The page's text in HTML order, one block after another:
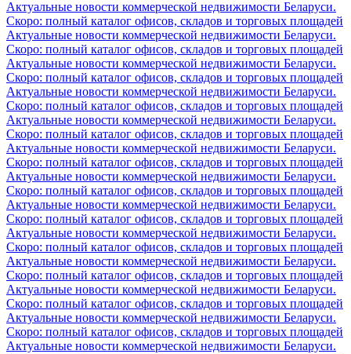
Актуальные новости коммерческой недвижимости Беларуси.
Скоро: полный каталог офисов, складов и торговых площадей
Актуальные новости коммерческой недвижимости Беларуси.
Скоро: полный каталог офисов, складов и торговых площадей
Актуальные новости коммерческой недвижимости Беларуси.
Скоро: полный каталог офисов, складов и торговых площадей
Актуальные новости коммерческой недвижимости Беларуси.
Скоро: полный каталог офисов, складов и торговых площадей
Актуальные новости коммерческой недвижимости Беларуси.
Скоро: полный каталог офисов, складов и торговых площадей
Актуальные новости коммерческой недвижимости Беларуси.
Скоро: полный каталог офисов, складов и торговых площадей
Актуальные новости коммерческой недвижимости Беларуси.
Скоро: полный каталог офисов, складов и торговых площадей
Актуальные новости коммерческой недвижимости Беларуси.
Скоро: полный каталог офисов, складов и торговых площадей
Актуальные новости коммерческой недвижимости Беларуси.
Скоро: полный каталог офисов, складов и торговых площадей
Актуальные новости коммерческой недвижимости Беларуси.
Скоро: полный каталог офисов, складов и торговых площадей
Актуальные новости коммерческой недвижимости Беларуси.
Скоро: полный каталог офисов, складов и торговых площадей
Актуальные новости коммерческой недвижимости Беларуси.
Скоро: полный каталог офисов, складов и торговых площадей
Актуальные новости коммерческой недвижимости Беларуси.